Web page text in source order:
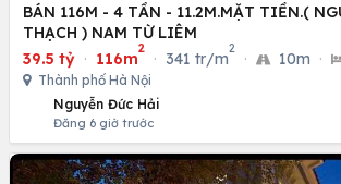
BÁN 116M - 4 TẦN - 11.2M.MẶT TIỀN.(
THẠCH ) NAM TỪ LIÊM
39.5 tỷ · 116m
2
· 341 tr/m
2
· 10m ·
Thành phố Hà Nội
Nguyễn Đức Hải
Đăng 6 giờ trước